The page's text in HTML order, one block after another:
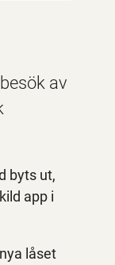
av
byts ut,
app i
låset